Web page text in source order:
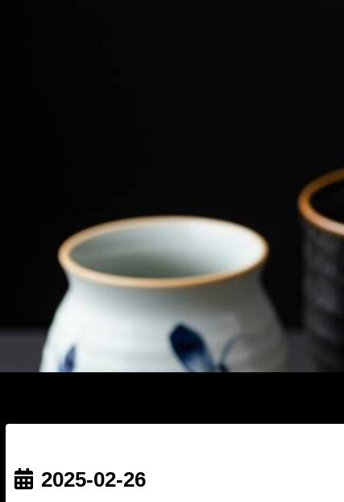
2025-02-26